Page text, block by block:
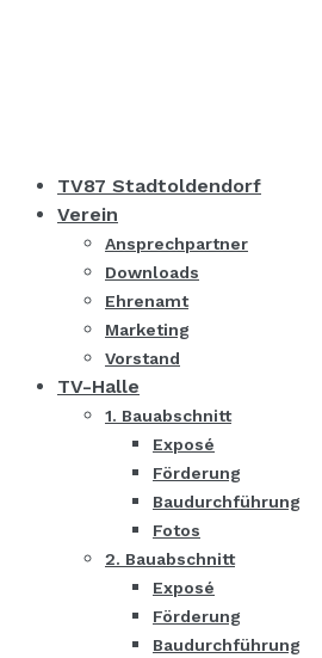
TV87 Stadtoldendorf
Verein
Ansprechpartner
Downloads
Ehrenamt
Marketing
Vorstand
TV-Halle
1. Bauabschnitt
Exposé
Förderung
Baudurchführung
Fotos
2. Bauabschnitt
Exposé
Förderung
Baudurchführung